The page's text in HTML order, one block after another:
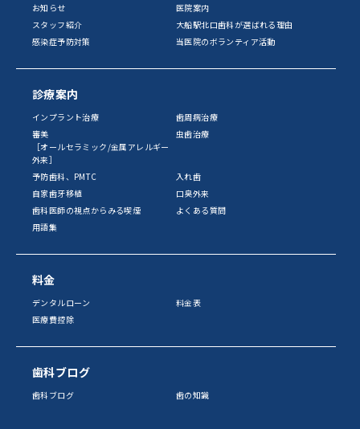
お知らせ
医院案内
スタッフ紹介
大船駅北口歯科が選ばれる理由
感染症予防対策
当医院のボランティア活動
診療案内
インプラント治療
歯周病治療
審美
［オールセラミック/金属アレルギー
外来］
虫歯治療
予防歯科、PMTC
入れ歯
自家歯牙移植
口臭外来
歯科医師の視点からみる喫煙
よくある質問
用語集
料金
デンタルローン
料金表
医療費控除
歯科ブログ
歯科ブログ 歯の知識